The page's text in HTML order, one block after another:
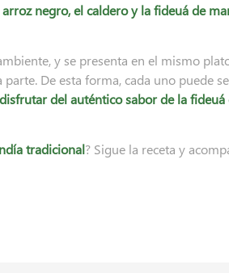
negro, el caldero y la fideuá de
y se presenta en el mismo
De esta forma, cada uno puede
disfrutar del auténtico sabor de la fideuá
tradicional? Sigue la receta y